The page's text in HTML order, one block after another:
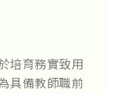
培育務實致用
具備教師職前